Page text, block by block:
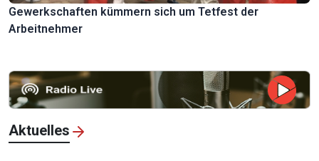
Gewerkschaften kümmern sich um Tetfest der
Arbeitnehmer
Aktuelles